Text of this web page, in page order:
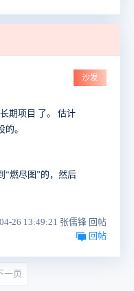
沙发
期项目 了。 估计
。
“燃尽图”的，然后
26 13:49:21 张儒锋 回帖
回帖
一页